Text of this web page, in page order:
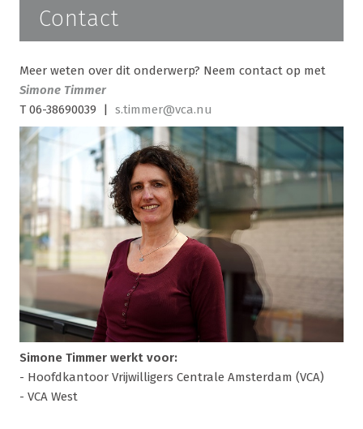
Contact
Meer weten over dit onderwerp? Neem contact op met
Simone Timmer
T 06-38690039 | s.timmer@vca.nu
Simone Timmer werkt voor:
- Hoofdkantoor Vrijwilligers Centrale Amsterdam (VCA)
- VCA West